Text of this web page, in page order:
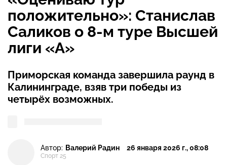
положительно»: Станислав
Саликов о 8-м туре Высшей
лиги «А»
Приморская команда завершила раунд в
Калининграде, взяв три победы из
четырёх возможных.
Автор: Валерий Радин
Спорт 25
26 января 2026 г., 08:08